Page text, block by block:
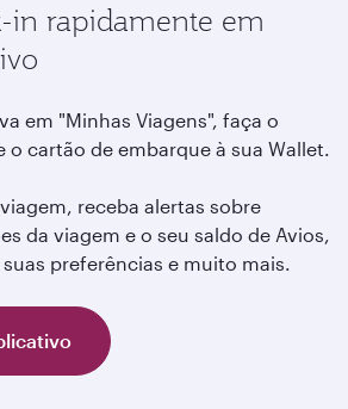
in rapidamente em
em "Minhas Viagens", faça o
o cartão de embarque à sua Wallet.
receba alertas sobre
da viagem e o seu saldo de Avios,
preferências e muito mais.